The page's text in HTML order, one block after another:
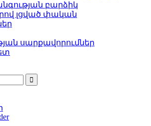
բարձիկ
լցված փական
սարքավորումներ